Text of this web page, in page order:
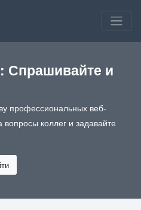
Спрашивайте и
профессиональных веб-
вопросы коллег и задавайте